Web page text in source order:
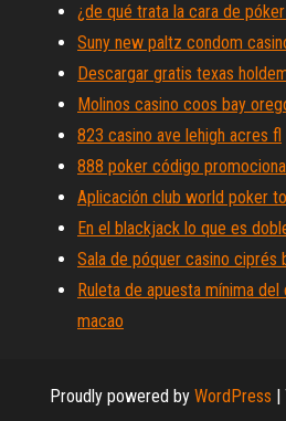
¿de qué trata la cara de póker
Suny new paltz condom
Descargar gratis texas
Molinos casino coos bay
823 casino ave lehigh acres fl
888 poker código
Aplicación club world poker
En el blackjack lo que es
Sala de póquer casino ciprés
Ruleta de apuesta mínima
macao
Proudly powered by WordPress |